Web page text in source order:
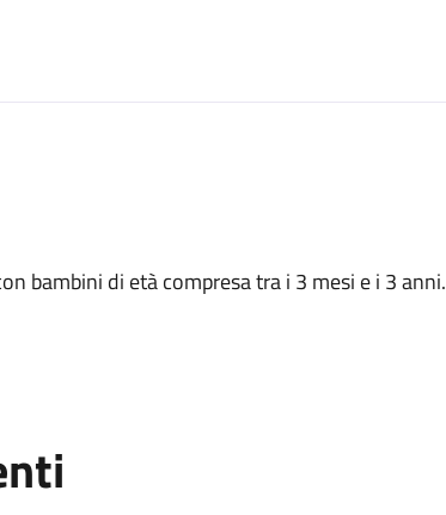
bambini di età compresa tra i 3 mesi e i 3 anni.